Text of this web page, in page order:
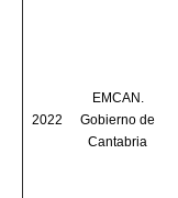
2022
EMCAN.
Gobierno de
Cantabria